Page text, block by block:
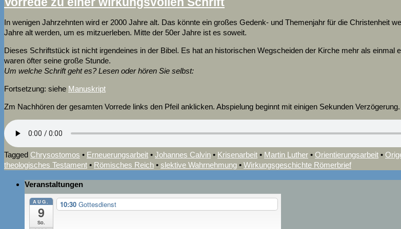
In wenigen Jahrzehnten wird er 2000 Jahre alt. Das könnte ein großes Gedenk- und Themenjahr für die Christenheit
Jahre alt werden, um es mitzuerleben. Mitte der 50er Jahre ist es soweit.
Dieses Schriftstück ist nicht irgendeines in der Bibel. Es hat an historischen Wegscheiden der Kirche mehr als
waren öfter seine große Stunde.
Um welche Schrift geht es? Lesen oder hören Sie selbst:
Fortsetzung: siehe Manuskript
Zm Nachhören der gesamten Vorrede links den Pfeil anklicken. Abspielung beginnt mit einigen Sekunden Verzögerung.
Tagged Chrysostomos • Erneuerungsarbeit • Johannes Calvin • Krisenarbeit • Martin Luther • Orientierungsarbeit •
theologisches Testament • Römisches Reich • slektive Wahrnehmung • Wirkungsgeschichte Römerbrief
Veranstaltungen
AUG.
9
So.
10:30 Gottesdienst